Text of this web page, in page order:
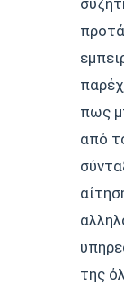
πως
από
της